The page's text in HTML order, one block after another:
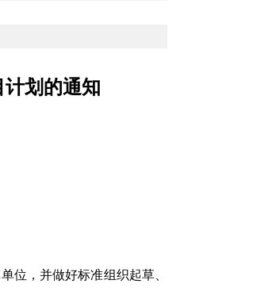
划的通知
位，并做好标准组织起草、